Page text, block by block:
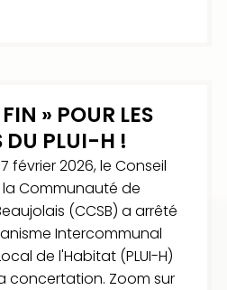
» POUR LES
DU PLUI-H !
février 2026, le Conseil
Communauté de
(CCSB) a arrêté
Intercommunal
de l'Habitat (PLUI-H)
concertation. Zoom sur